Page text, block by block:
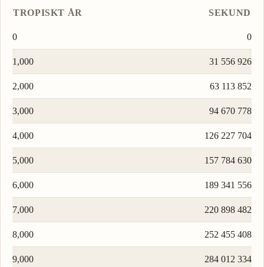
TROPISKT ÅR SEKUND
0 0
1,000 31 556 926
2,000 63 113 852
3,000 94 670 778
4,000 126 227 704
5,000 157 784 630
6,000 189 341 556
7,000 220 898 482
8,000 252 455 408
9,000 284 012 334